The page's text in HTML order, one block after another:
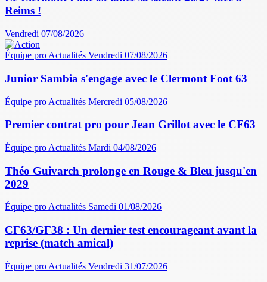
Reims !
Vendredi 07/08/2026
Équipe pro Actualités Vendredi 07/08/2026
Junior Sambia s'engage avec le Clermont Foot 63
Équipe pro Actualités Mercredi 05/08/2026
Premier contrat pro pour Jean Grillot avec le CF63
Équipe pro Actualités Mardi 04/08/2026
Théo Guivarch prolonge en Rouge & Bleu jusqu'en
2029
Équipe pro Actualités Samedi 01/08/2026
CF63/GF38 : Un dernier test encourageant avant la
reprise (match amical)
Équipe pro Actualités Vendredi 31/07/2026